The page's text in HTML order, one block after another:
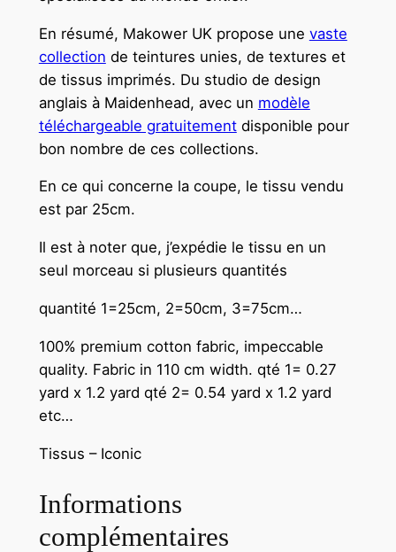
En résumé, Makower UK propose une vaste
collection de teintures unies, de textures et
de tissus imprimés. Du studio de design
anglais à Maidenhead, avec un modèle
téléchargeable gratuitementdisponible pour
bon nombre de ces collections.
En ce qui concerne la coupe, le tissu vendu
est par 25cm.
Il est à noter que, j’expédie le tissu en un
seul morceau si plusieurs quantités
quantité 1=25cm, 2=50cm, 3=75cm…
100% premium cotton fabric, impeccable
quality. Fabric in 110 cm width. qté 1= 0.27
yard x 1.2 yard qté 2= 0.54 yard x 1.2 yard
etc…
Tissus – Iconic
Informations
complémentaires